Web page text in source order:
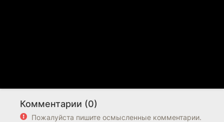
Комментарии (0)
Пожалуйста пишите осмысленные комментарии.